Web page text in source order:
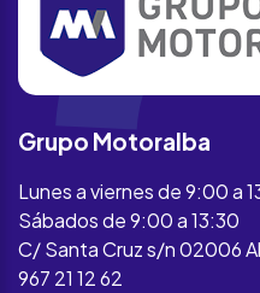
Grupo Motoralba
Lunes a viernes de 9:00 a
Sábados de 9:00 a 13:30
C/ Santa Cruz s/n 02006
967 21 12 62